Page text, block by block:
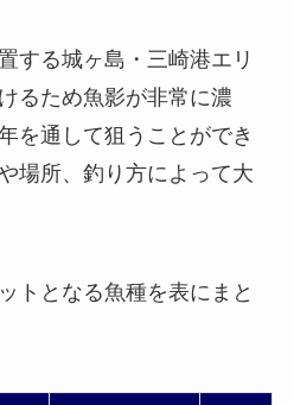
する城ヶ島・三崎港エリ
るため魚影が非常に濃
を通して狙うことができ
場所、釣り方によって大
トとなる魚種を表にまと